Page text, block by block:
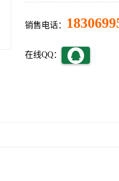
销售电话：
在线QQ：